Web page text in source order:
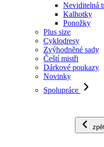
Neviditelná
Kalhotky
Ponožky
Plus size
Cyklodresy
Zvýhodněné sady
Čeští mistři
Dárkové poukazy
Novinky
Spolupráce